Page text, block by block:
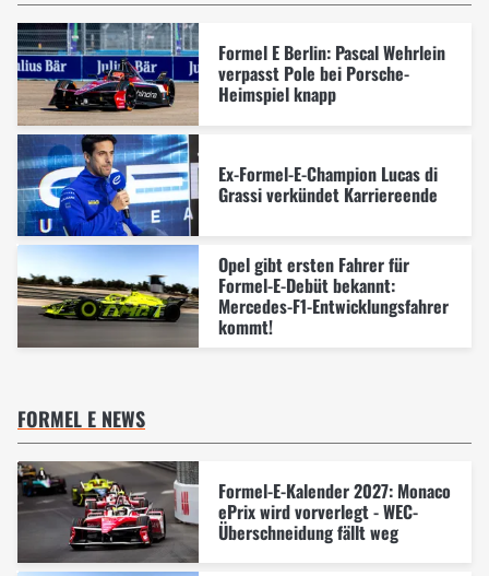
Formel E Berlin: Pascal Wehrlein
verpasst Pole bei Porsche-
Heimspiel knapp
Ex-Formel-E-Champion Lucas di
Grassi verkündet Karriereende
Opel gibt ersten Fahrer für
Formel-E-Debüt bekannt:
Mercedes-F1-Entwicklungsfahrer
kommt!
FORMEL E NEWS
Formel-E-Kalender 2027: Monaco
ePrix wird vorverlegt - WEC-
Überschneidung fällt weg